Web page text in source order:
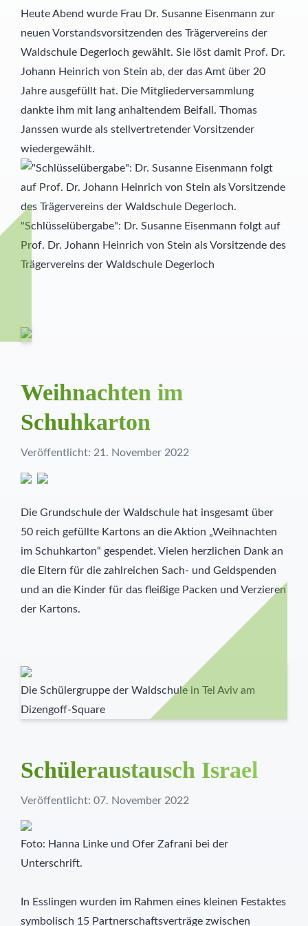
Heute Abend wurde Frau Dr. Susanne Eisenmann zur
neuen Vorstandsvorsitzenden des Trägervereins der
Waldschule Degerloch gewählt. Sie löst damit Prof. Dr.
Johann Heinrich von Stein ab, der das Amt über 20
Jahre ausgefüllt hat. Die Mitgliederversammlung
dankte ihm mit lang anhaltendem Beifall. Thomas
Janssen wurde als stellvertretender Vorsitzender
wiedergewählt.
"Schlüsselübergabe": Dr. Susanne Eisenmann folgt auf
Prof. Dr. Johann Heinrich von Stein als Vorsitzende des
Trägervereins der Waldschule Degerloch
Weihnachten im
Schuhkarton
Veröffentlicht: 21. November 2022
Die Grundschule der Waldschule hat insgesamt über
50 reich gefüllte Kartons an die Aktion „Weihnachten
im Schuhkarton“ gespendet. Vielen herzlichen Dank an
die Eltern für die zahlreichen Sach- und Geldspenden
und an die Kinder für das fleißige Packen und Verzieren
der Kartons.
Die Schülergruppe der Waldschule in Tel Aviv am
Dizengoff-Square
Schüleraustausch Israel
Veröffentlicht: 07. November 2022
Foto: Hanna Linke und Ofer Zafrani bei der
Unterschrift.
In Esslingen wurden im Rahmen eines kleinen Festaktes
symbolisch 15 Partnerschaftsverträge zwischen
Schülernachhilfe
Hauswirtschaft
Elternbeirat
Partner